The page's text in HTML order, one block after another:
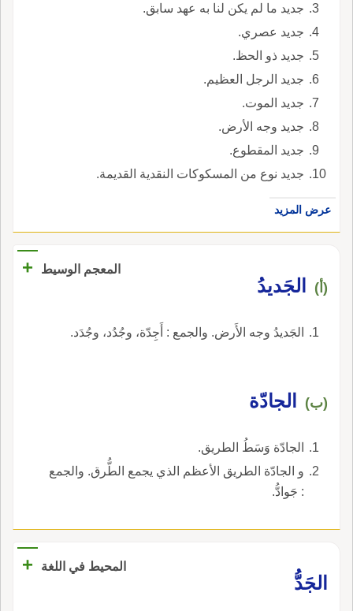
جديد ما لم يكن لنا به عهد سابق.
جديد عصري.
جديد ذو الحظ.
جديد الرجل العظيم.
جديد الموت.
جديد وجه الأرض.
جديد المقطوع.
جديد نوع من المسكوكات النقدية القديمة.
عرض المزيد
المعجم الوسيط +
(أ) الجَديدُ
الجَديدُ وجه الأَرض. والجمع : أَجِدّة، وجُدُد، وجُدَد.
(ب) الجادّة
الجادّة وَسَطُ الطريق.
و الجادّة الطريق الأعظم الذي يجمع الطُّرق. والجمع
: جَوادُّ.
المحيط في اللغة
+
الجَدُّ